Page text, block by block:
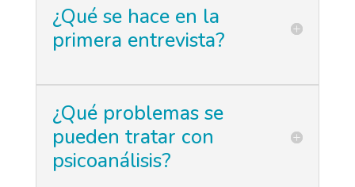
¿Qué se hace en la
primera entrevista?
¿Qué problemas se
pueden tratar con
psicoanálisis?